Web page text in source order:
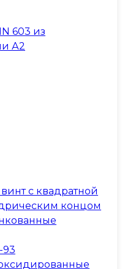
603 из
А2
с квадратной
концом
93